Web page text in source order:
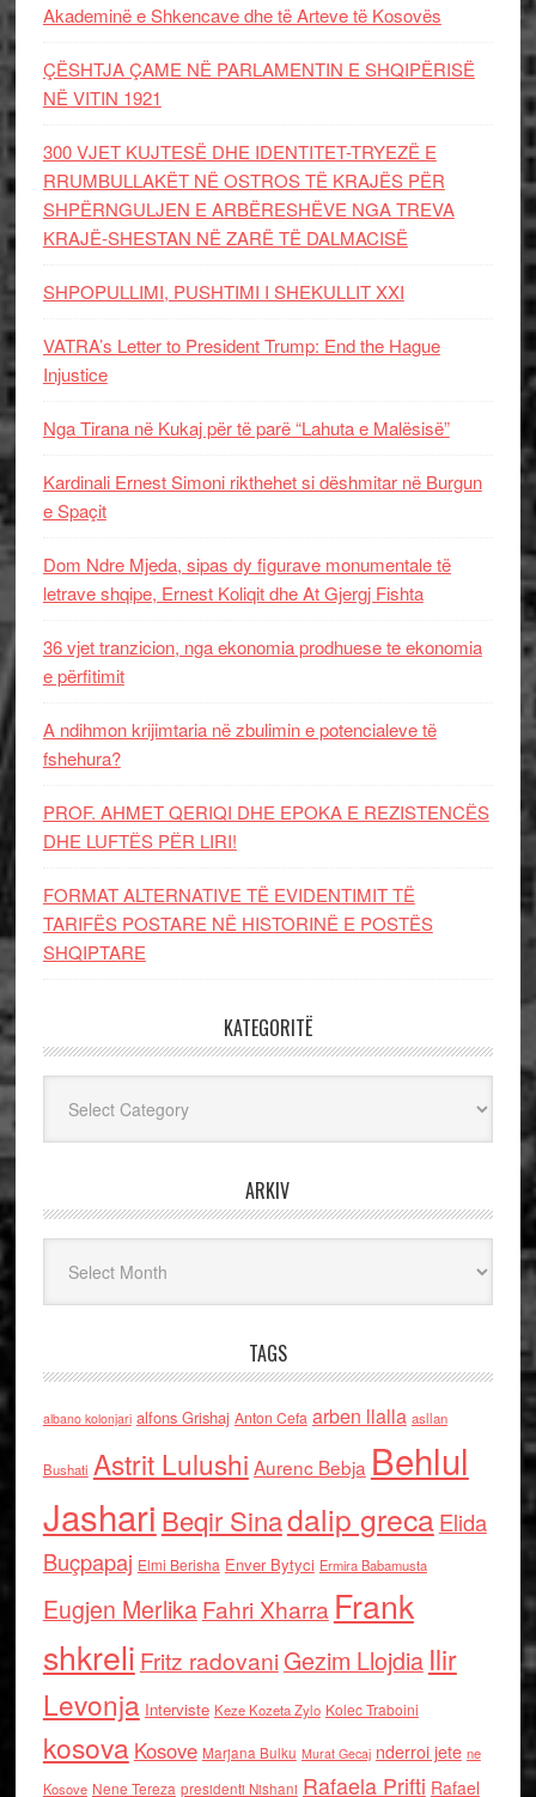
Akademinë e Shkencave dhe të Arteve të Kosovës
ÇËSHTJA ÇAME NË PARLAMENTIN E SHQIPËRISË
NË VITIN 1921
300 VJET KUJTESË DHE IDENTITET-TRYEZË E
RRUMBULLAKËT NË OSTROS TË KRAJËS PËR
SHPËRNGULJEN E ARBËRESHËVE NGA TREVA
KRAJË-SHESTAN NË ZARË TË DALMACISË
SHPOPULLIMI, PUSHTIMI I SHEKULLIT XXI
VATRA’s Letter to President Trump: End the Hague
Injustice
Nga Tirana në Kukaj për të parë “Lahuta e Malësisë”
Kardinali Ernest Simoni rikthehet si dëshmitar në Burgun
e Spaçit
Dom Ndre Mjeda, sipas dy figurave monumentale të
letrave shqipe, Ernest Koliqit dhe At Gjergj Fishta
36 vjet tranzicion, nga ekonomia prodhuese te ekonomia
e përfitimit
A ndihmon krijimtaria në zbulimin e potencialeve të
fshehura?
PROF. AHMET QERIQI DHE EPOKA E REZISTENCЁS
DHE LUFTЁS PЁR LIRI!
FORMAT ALTERNATIVE TË EVIDENTIMIT TË
TARIFËS POSTARE NË HISTORINË E POSTËS
SHQIPTARE
KATEGORITË
ARKIV
TAGS
albano kolonjari alfons Grishaj Anton Cefa arben llalla asllan
Bushati Astrit Lulushi Aurenc Bebja Behlul
Jashari Beqir Sinadalip grecaElida
Buçpapaj Elmi Berisha Enver Bytyci Ermira Babamusta
Eugjen MerlikaFahri Xharra Frank
shkreli Fritz radovaniGezim Llojdia Ilir
Levonja Interviste Keze Kozeta Zylo Kolec Traboini
kosova Kosove Marjana Bulku Murat Gecaj nderroi jete ne
Kosove Nene Tereza presidenti Nishani Rafaela Prifti Rafael